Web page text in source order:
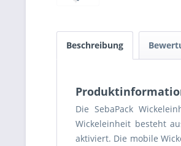
Beschreibung
Die SebaPack
Wickeleinheit besteht
aktiviert. Die mobile